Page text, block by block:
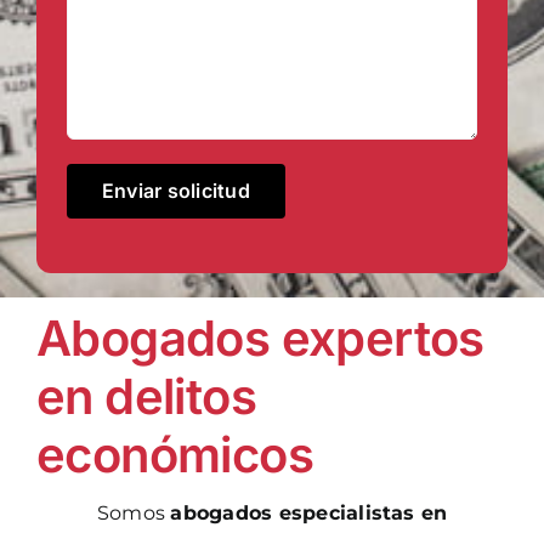
Abogados expertos
en delitos
económicos
Somosabogados especialistas en